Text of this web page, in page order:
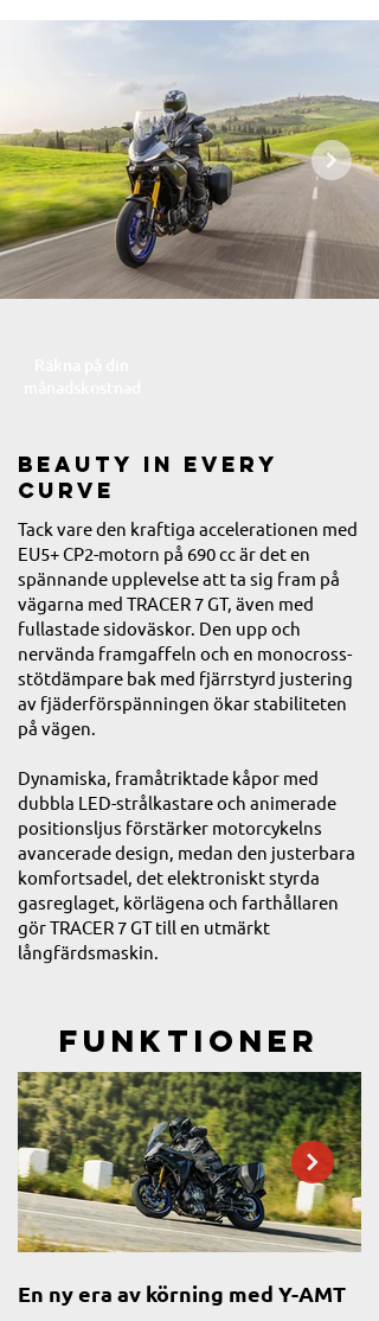
Beauty in every
curve
Tack vare den kraftiga accelerationen med
EU5+ CP2-motorn på 690 cc är det en
spännande upplevelse att ta sig fram på
vägarna med TRACER 7 GT, även med
fullastade sidoväskor. Den upp och
nervända framgaffeln och en monocross-
stötdämpare bak med fjärrstyrd justering
av fjäderförspänningen ökar stabiliteten
på vägen.
Dynamiska, framåtriktade kåpor med
dubbla LED-strålkastare och animerade
positionsljus förstärker motorcykelns
avancerade design, medan den justerbara
komfortsadel, det elektroniskt styrda
gasreglaget, körlägena och farthållaren
gör TRACER 7 GT till en utmärkt
långfärdsmaskin.
Funktioner
En ny era av körning med Y-AMT